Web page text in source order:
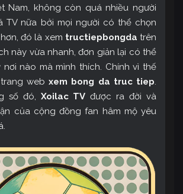
Nam, không còn quá nhiều người
TV nữa bởi mọi người có thể chọn
đó là xem tructiepbongda trên
này vừa nhanh, đơn giản lại có thể
nào mà mình thích. Chính vì thế
webxem bong da truc tiep.
số đó, Xoilac TV được ra đời và
của cộng đồng fan hâm mộ yêu